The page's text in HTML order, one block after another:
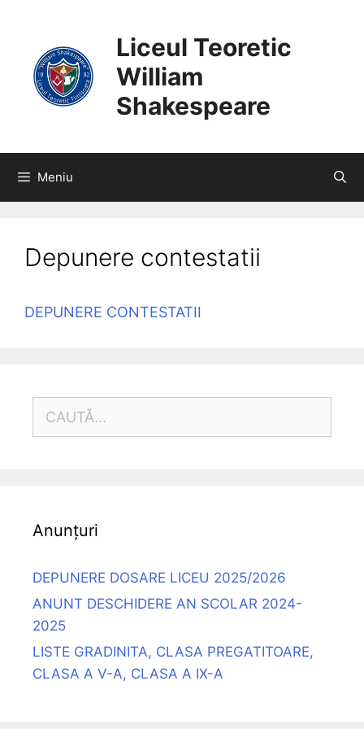
CONȚINUT
Liceul Teoretic
William
Shakespeare
Meniu
Depunere contestatii
DEPUNERE CONTESTATII
Anunțuri
DEPUNERE DOSARE LICEU 2025/2026
ANUNT DESCHIDERE AN SCOLAR 2024-
2025
LISTE GRADINITA, CLASA PREGATITOARE,
CLASA A V-A, CLASA A IX-A